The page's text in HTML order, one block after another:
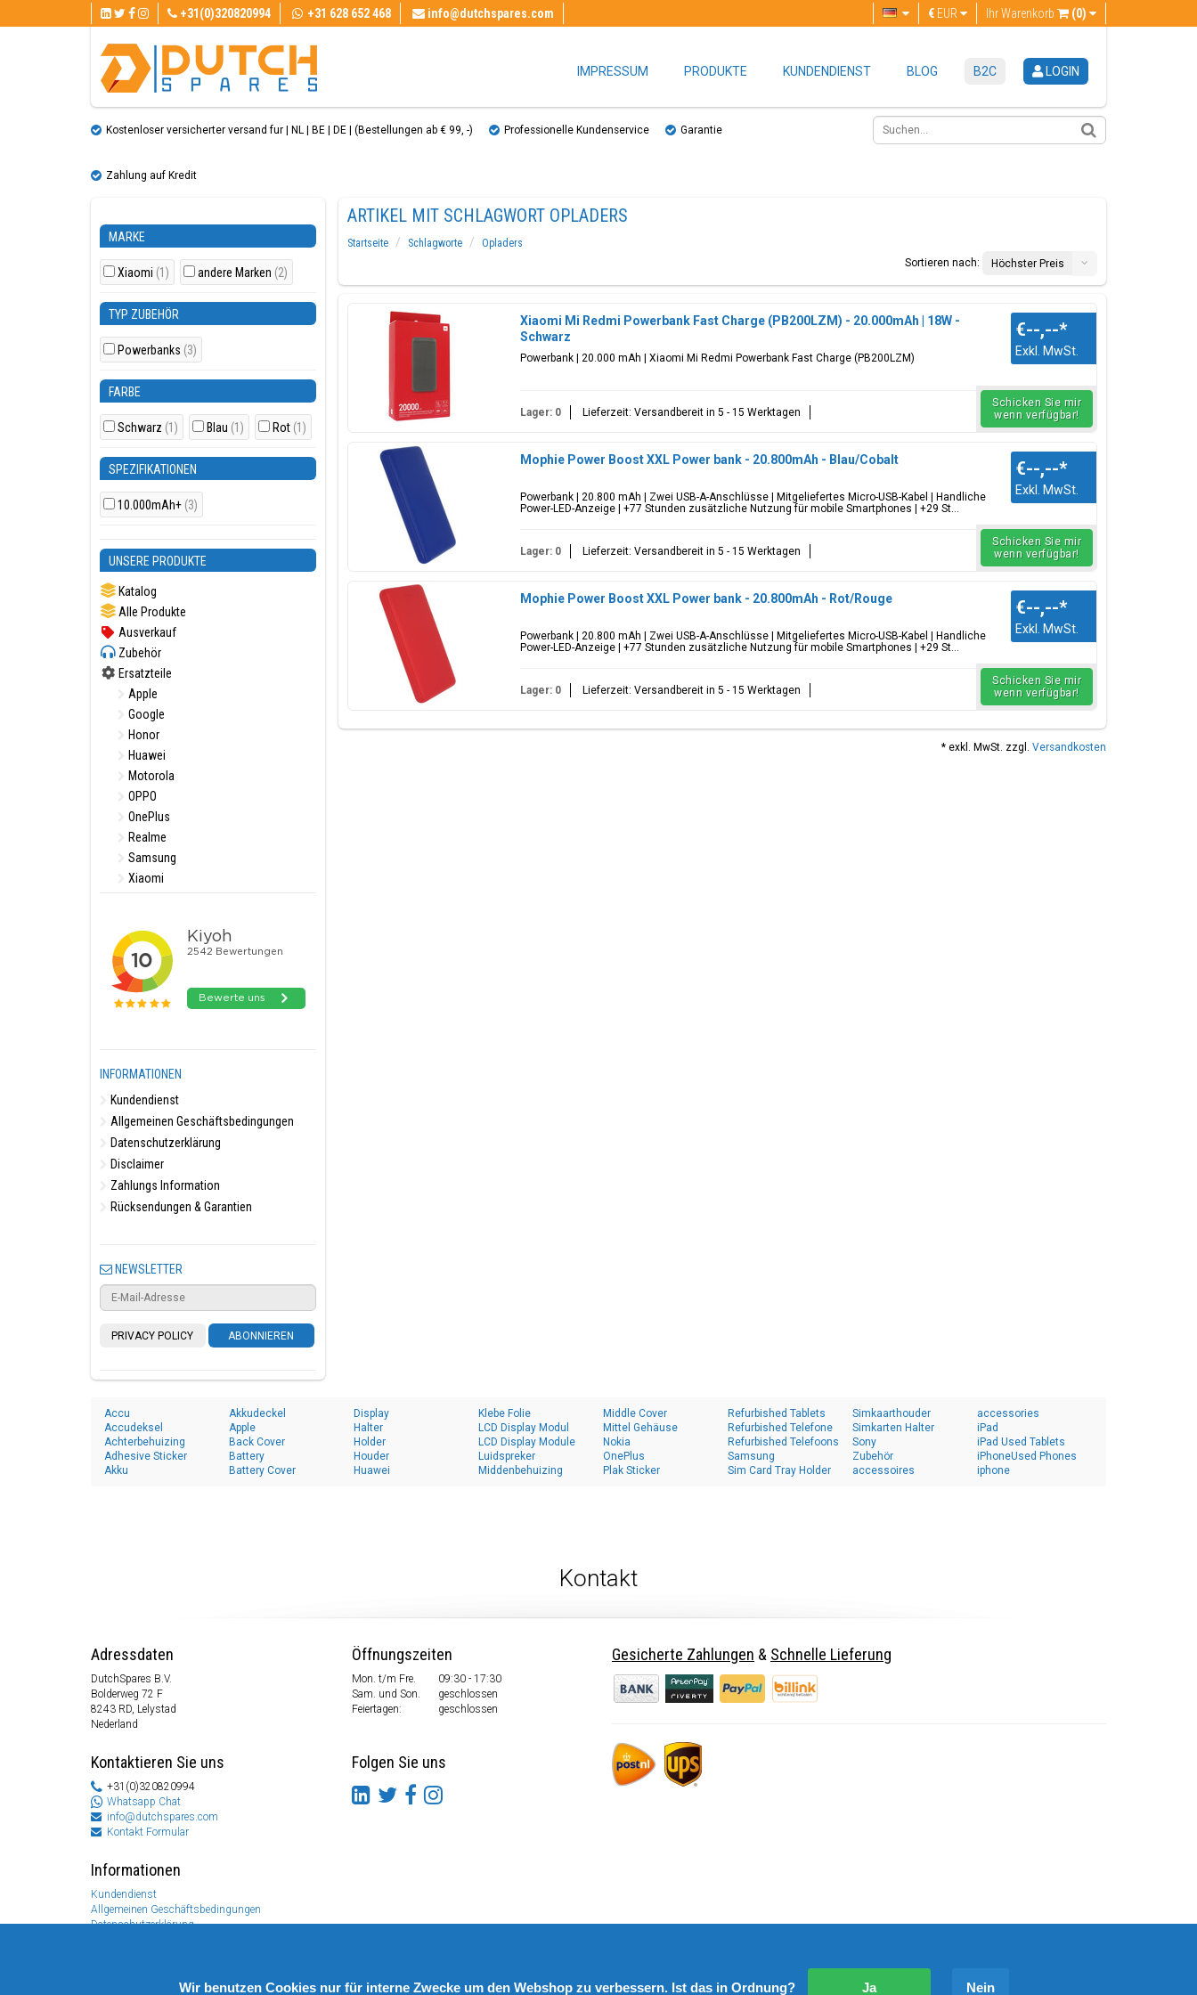
+31(0)320820994 +31 628 652 468 info@dutchspares.com Ihr Warenkorb (0)
€ EUR
IMPRESSUM PRODUKTE KUNDENDIENST BLOG B2C LOGIN
Kostenloser versicherter versand fur | NL | BE | DE | (Bestellungen ab € 99, ​​-) Professionelle Kundenservice Garantie
Zahlung auf Kredit
MARKE
Xiaomi (1) andere Marken (2)
TYP ZUBEHÖR
Powerbanks (3)
FARBE
Schwarz (1) Blau (1) Rot (1)
SPEZIFIKATIONEN
10.000mAh+ (3)
UNSERE PRODUKTE
Katalog
Alle Produkte
Ausverkauf
Zubehör
Ersatzteile
Apple
Google
Honor
Huawei
Motorola
OPPO
OnePlus
Realme
Samsung
Xiaomi
INFORMATIONEN
Kundendienst
Allgemeinen Geschäftsbedingungen
Datenschutzerklärung
Disclaimer
Zahlungs Information
Rücksendungen & Garantien
NEWSLETTER
PRIVACY POLICY ABONNIEREN
ARTIKEL MIT SCHLAGWORT OPLADERS
Startseite Schlagworte
Opladers
Sortieren nach:
Höchster Preis
Xiaomi Mi Redmi Powerbank Fast Charge (PB200LZM) - 20.000mAh | 18W -
Schwarz
Powerbank | 20.000 mAh | Xiaomi Mi Redmi Powerbank Fast Charge (PB200LZM)
€--,--*
Exkl. MwSt.
Lager: 0 Lieferzeit: Versandbereit in 5 - 15 Werktagen
Schicken Sie mir
wenn verfügbar!
Mophie Power Boost XXL Power bank - 20.800mAh - Blau/Cobalt
Powerbank | 20.800 mAh | Zwei USB-A-Anschlüsse | Mitgeliefertes Micro-USB-Kabel | Handliche
Power-LED-Anzeige | +77 Stunden zusätzliche Nutzung für mobile Smartphones | +29 St...
€--,--*
Exkl. MwSt.
Lager: 0 Lieferzeit: Versandbereit in 5 - 15 Werktagen
Schicken Sie mir
wenn verfügbar!
Mophie Power Boost XXL Power bank - 20.800mAh - Rot/Rouge
Powerbank | 20.800 mAh | Zwei USB-A-Anschlüsse | Mitgeliefertes Micro-USB-Kabel | Handliche
Power-LED-Anzeige | +77 Stunden zusätzliche Nutzung für mobile Smartphones | +29 St...
€--,--*
Exkl. MwSt.
Lager: 0 Lieferzeit: Versandbereit in 5 - 15 Werktagen
Schicken Sie mir
wenn verfügbar!
* exkl. MwSt. zzgl. Versandkosten
Accu
Accudeksel
Achterbehuizing
Adhesive Sticker
Akku
Akkudeckel
Apple
Back Cover
Battery
Battery Cover
Display
Halter
Holder
Houder
Huawei
Klebe Folie
LCD Display Modul
LCD Display Module
Luidspreker
Middenbehuizing
Middle Cover
Mittel Gehäuse
Nokia
OnePlus
Plak Sticker
Refurbished Tablets
Refurbished Telefone
Refurbished Telefoons
Samsung
Sim Card Tray Holder
Simkaarthouder
Simkarten Halter
Sony
Zubehör
accessoires
accessories
iPad
iPad Used Tablets
iPhoneUsed Phones
iphone
Kontakt
Adressdaten
DutchSpares B.V.
Bolderweg 72 F
8243 RD, Lelystad
Nederland
Kontaktieren Sie uns
+31(0)320820994
Whatsapp Chat
info@dutchspares.com
Kontakt Formular
Informationen
Kundendienst
Allgemeinen Geschäftsbedingungen
Datenschutzerklärung
Öffnungszeiten
Mon. t/m Fre.
09:30 - 17:30
Sam. und Son.
geschlossen
Feiertagen:
geschlossen
Folgen Sie uns
Gesicherte Zahlungen & Schnelle Lieferung
Wir benutzen Cookies nur für interne Zwecke um den Webshop zu verbessern. Ist das in Ordnung? Ja Nein